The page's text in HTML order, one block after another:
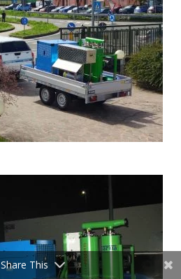
Share This